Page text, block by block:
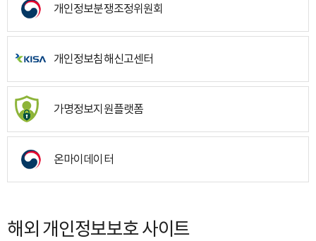
개인정보분쟁조정위원회
개인정보침해신고센터
가명정보지원플랫폼
온마이데이터
해외 개인정보보호 사이트